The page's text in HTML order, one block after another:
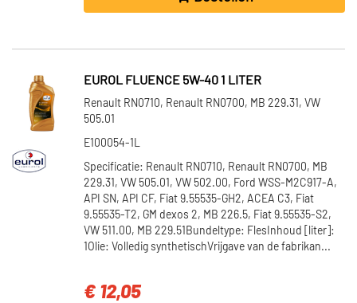
EUROL FLUENCE 5W-40 1 LITER
Renault RN0710, Renault RN0700, MB 229.31, VW
505.01
E100054-1L
Specificatie: Renault RN0710, Renault RN0700, MB
229.31, VW 505.01, VW 502.00, Ford WSS-M2C917-A,
API SN, API CF, Fiat 9.55535-GH2, ACEA C3, Fiat
9.55535-T2, GM dexos 2, MB 226.5, Fiat 9.55535-S2,
VW 511.00, MB 229.51Bundeltype: FlesInhoud [liter]:
1Olie: Volledig synthetischVrijgave van de fabrikan...
€ 12,05